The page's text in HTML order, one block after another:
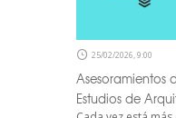
25/02/2026, 9:00
Asesoramientos
Estudios de